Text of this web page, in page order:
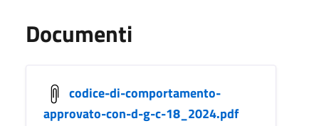
Documenti
codice-di-comportamento-
approvato-con-d-g-c-18_2024.pdf